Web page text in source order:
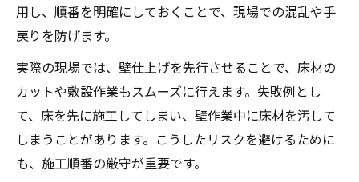
用し、順番を明確にしておくことで、現場での混乱や手
戻りを防げます。
実際の現場では、壁仕上げを先行させることで、床材の
カットや敷設作業もスムーズに行えます。失敗例とし
て、床を先に施工してしまい、壁作業中に床材を汚して
しまうことがあります。こうしたリスクを避けるために
も、施工順番の厳守が重要です。